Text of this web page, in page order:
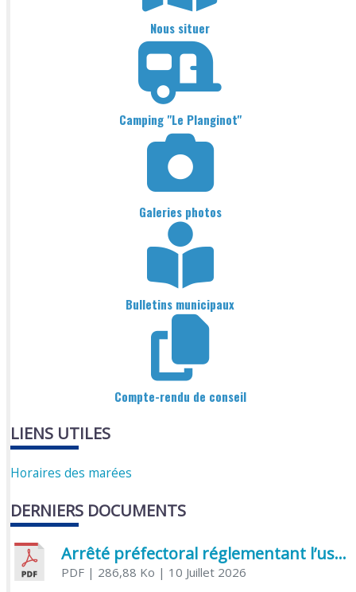
Nous situer
Camping "Le Planginot"
Galeries photos
Bulletins municipaux
Compte-rendu de conseil
LIENS UTILES
Horaires des marées
DERNIERS DOCUMENTS
Arrêté préfectoral réglementant l’usage de l’eau
PDF| 286,88 Ko | 10 Juillet 2026